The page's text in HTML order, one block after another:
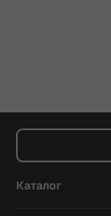
Каталог